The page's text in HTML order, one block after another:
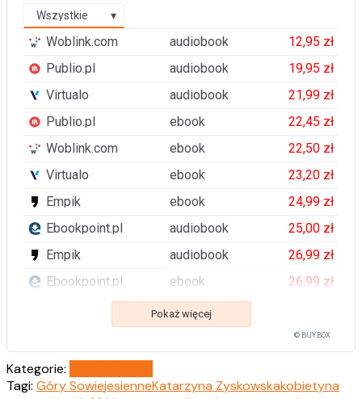
Wszystkie
Woblink.com audiobook
12,95 zł
Publio.pl
audiobook
19,95 zł
Virtualo
audiobook
21,99 zł
Publio.pl
ebook
22,45 zł
Woblink.com
ebook
22,50 zł
Virtualo
ebook
23,20 zł
Empik
ebook
24,99 zł
Ebookpoint.pl
audiobook
25,00 zł
Empik
audiobook
26,99 zł
Ebookpoint.pl
ebook 26,99 zł
Pokaż więcej
© BUY.BOX
Kategorie:
Tagi: Góry SowiejesienneKatarzyna Zyskowskakobietyna